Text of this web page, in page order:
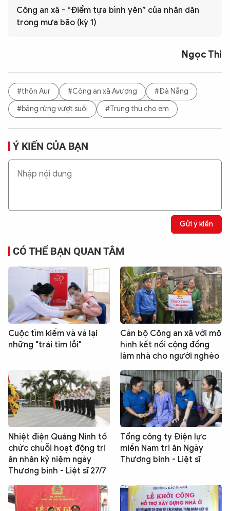
Công an xã - “Điểm tựa bình yên” của nhân dân
trong mưa bão (kỳ 1)
Ngọc Thi
#thôn Aur #Công an xã Avương
#Đà Nẵng
#băng rừng vượt suối
#Trung thu cho em
Ý KIẾN CỦA BẠN
Gửi ý kiến
CÓ THỂ BẠN QUAN TÂM
Cuộc tìm kiếm và vá lại
những "trái tim lỗi"
Cán bộ Công an xã với mô
hình kết nối cộng đồng
làm nhà cho người nghèo
Nhiệt điện Quảng Ninh tổ
chức chuỗi hoạt động tri
ân nhân kỷ niệm ngày
Thương binh - Liệt sĩ 27/7
Tổng công ty Điện lực
miền Nam tri ân Ngày
Thương binh - Liệt sĩ